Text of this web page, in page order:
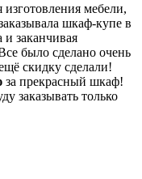
мебели,
шкаф-купе в
и заканчивая
было сделано очень
скидку сделали!
за прекрасный шкаф!
заказывать только